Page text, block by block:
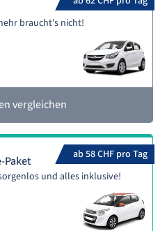
braucht's nicht!
vergleichen
ab 58 CHF pro Tag
Paket
und alles inklusive!